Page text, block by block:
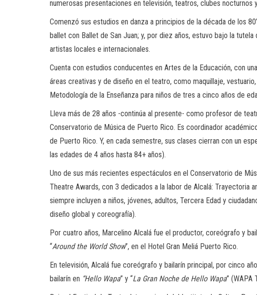
numerosas presentaciones en televisión, teatros, clubes nocturnos
Comenzó sus estudios en danza a principios de la década de los
ballet con Ballet de San Juan; y, por diez años, estuvo bajo la
artistas locales e internacionales.
Cuenta con estudios conducentes en Artes de la Educación, con
áreas creativas y de diseño en el teatro, como maquillaje,
Metodología de la Enseñanza para niños de tres a cinco años de
Lleva más de 28 años -continúa al presente- como profesor de
Conservatorio de Música de Puerto Rico. Es coordinador
de Puerto Rico. Y, en cada semestre, sus clases cierran con un
las edades de 4 años hasta 84+ años).
Uno de sus más recientes espectáculos en el Conservatorio de
Theatre Awards, con 3 dedicados a la labor de Alcalá: Trayectoria
siempre incluyen a niños, jóvenes, adultos, Tercera Edad y
diseño global y coreografía).
Por cuatro años, Marcelino Alcalá fue el productor, coreógrafo y
“Around the World Show”, en el Hotel Gran Meliá Puerto Rico.
En televisión, Alcalá fue coreógrafo y bailarín principal, por cinco
bailarín en “Hello Wapa” y “La Gran Noche de Hello Wapa” (WAPA